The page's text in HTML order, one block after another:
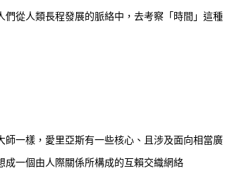
從人類長程發展的脈絡中，去考察「時間」這種
一樣，愛里亞斯有一些核心、且涉及面向相當廣
成一個由人際關係所構成的互賴交織網絡